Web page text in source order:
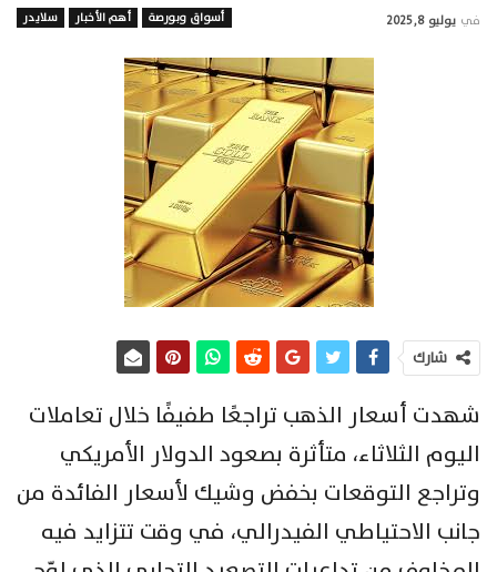
أسواق وبورصة أهم الأخبار سلايدر في يوليو 8, 2025
شارك
شهدت أسعار الذهب تراجعًا طفيفًا خلال تعاملات
اليوم الثلاثاء، متأثرة بصعود الدولار الأمريكي
وتراجع التوقعات بخفض وشيك لأسعار الفائدة من
جانب الاحتياطي الفيدرالي، في وقت تتزايد فيه